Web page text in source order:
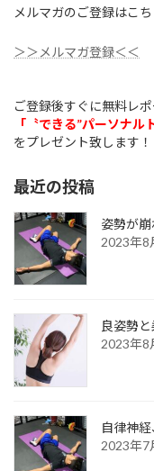
メルマガのご登録はこち
＞＞メルマガ登録＜＜
ご登録後すぐに無料レポ
「〝できる”パーソナル
をプレゼント致します！
最近の投稿
姿勢が
2023年8
良姿勢
2023年8
自律神
2023年7